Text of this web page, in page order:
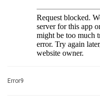
Error9